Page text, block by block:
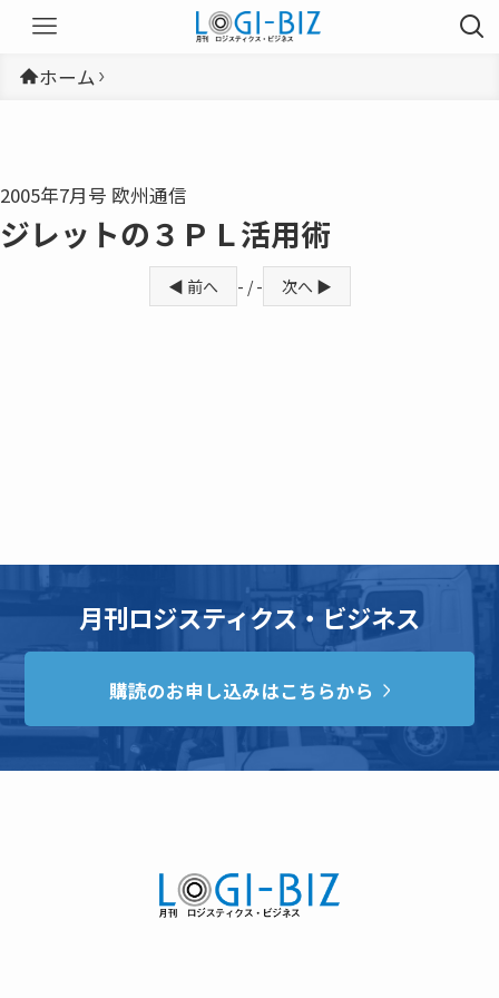
ホーム
2005年7月号 欧州通信
ジレットの３ＰＬ活用術
◀ 前へ - / - 次へ ▶
月刊ロジスティクス・ビジネス
購読のお申し込みはこちらから